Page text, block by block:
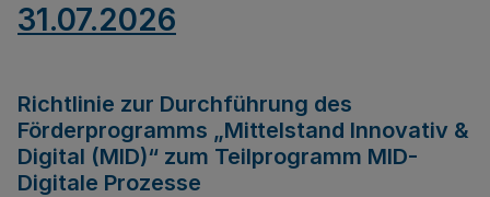
31.07.2026
Richtlinie zur Durchführung des
Förderprogramms „Mittelstand Innovativ &
Digital (MID)“ zum Teilprogramm MID-
Digitale Prozesse